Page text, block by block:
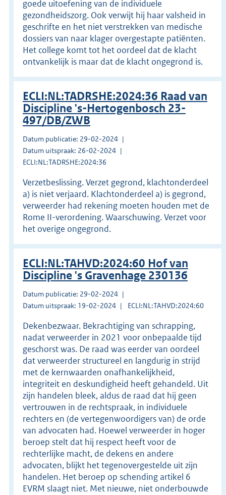
goede uitoefening van de individuele
gezondheidszorg. Ook verwijt hij haar valsheid in
geschrifte en het niet verstrekken van medische
dossiers van naar klager overgestapte patiënten.
Het college komt tot het oordeel dat de klacht
ontvankelijk is maar dat de klacht ongegrond is.
ECLI:NL:TADRSHE:2024:36 Raad van
Discipline 's-Hertogenbosch 23-
497/DB/ZWB
Datum publicatie: 29-02-2024
Datum uitspraak: 26-02-2024
ECLI:NL:TADRSHE:2024:36
Verzetbeslissing. Verzet gegrond, klachtonderdeel
a) is niet verjaard. Klachtonderdeel a) is gegrond,
verweerder had rekening moeten houden met de
Rome II-verordening. Waarschuwing. Verzet voor
het overige ongegrond.
ECLI:NL:TAHVD:2024:60 Hof van
Discipline 's Gravenhage 230136
Datum publicatie: 29-02-2024
Datum uitspraak: 19-02-2024
ECLI:NL:TAHVD:2024:60
Dekenbezwaar. Bekrachtiging van schrapping,
nadat verweerder in 2021 voor onbepaalde tijd
geschorst was. De raad was eerder van oordeel
dat verweerder structureel en langdurig in strijd
met de kernwaarden onafhankelijkheid,
integriteit en deskundigheid heeft gehandeld. Uit
zijn handelen bleek, aldus de raad dat hij geen
vertrouwen in de rechtspraak, in individuele
rechters en (de vertegenwoordigers van) de orde
van advocaten had. Hoewel verweerder in hoger
beroep stelt dat hij respect heeft voor de
rechterlijke macht, de dekens en andere
advocaten, blijkt het tegenovergestelde uit zijn
handelen. Het beroep op schending artikel 6
EVRM slaagt niet. Met nieuwe, niet onderbouwde